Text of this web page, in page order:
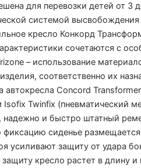
для перевозки детей от
системой
кресло Конкорд
сочетаются с
– использование
соответственно их
автокресла Concord
Isofix Twinfix (пневматический
надежно и быстро штатный
фиксацию сиденье
усиливают защиту от удара
кресло растет в длину